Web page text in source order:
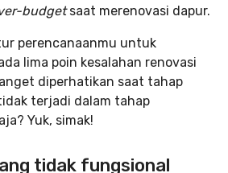
budgetsaat merenovasi dapur.
perencanaanmu untuk
lima poin kesalahan renovasi
diperhatikan saat tahap
terjadi dalam tahap
Yuk, simak!
tidak fungsional